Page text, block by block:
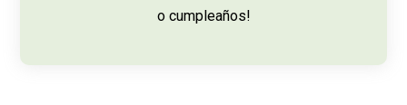
o cumpleaños!